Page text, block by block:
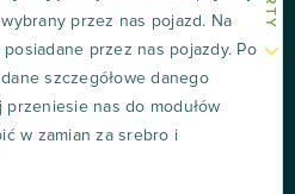
przez nas pojazd. Na
przez nas pojazdy. Po
szczegółowe danego
nas do modułów
w zamian za srebro i